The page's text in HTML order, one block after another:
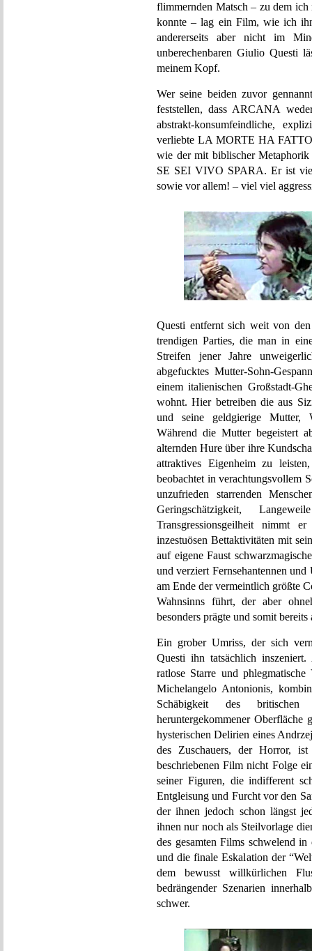
flimmernden Matsch – zu dem
konnte – lag ein Film, wie ich
andererseits aber nicht im
unberechenbaren Giulio Questi
meinem Kopf.
Wer seine beiden zuvor
feststellen, dass ARCANA
abstrakt-konsumfeindliche,
verliebte LA MORTE HA
wie der mit biblischer
SE SEI VIVO SPARA. Er ist
sowie vor allem! – viel viel
Questi entfernt sich weit von
trendigen Parties, die man in
Streifen jener Jahre
abgefucktes Mutter-Sohn-
einem italienischen Großstadt-
wohnt. Hier betreiben die aus
und seine geldgierige Mutter,
Während die Mutter begeistert
alternden Hure über ihre
attraktives Eigenheim zu
beobachtet in verachtungsvollem
unzufrieden starrenden
Geringschätzigkeit,
Transgressionsgeilheit nimmt
inzestuösen Bettaktivitäten mit
auf eigene Faust
und verziert Fernsehantennen
am Ende der vermeintlich größte
Wahnsinns führt, der aber
besonders prägte und somit
Ein grober Umriss, der sich
Questi ihn tatsächlich
ratlose Starre und
Michelangelo Antonionis,
Schäbigkeit des britischen
heruntergekommener
hysterischen Delirien eines
des Zuschauers, der Horror,
beschriebenen Film nicht Folge
seiner Figuren, die indifferent
Entgleisung und Furcht vor den
der ihnen jedoch schon längst
ihnen nur noch als Steilvorlage
des gesamten Films schwelend
und die finale Eskalation der
dem bewusst willkürlichen
bedrängender Szenarien
schwer.